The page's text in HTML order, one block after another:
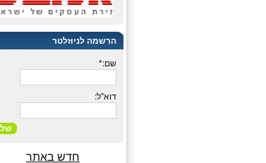
הרשמה לניוזלטר
שם:*
דוא"ל:
חדש באתר